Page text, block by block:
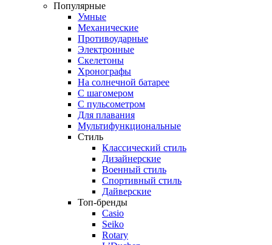
Популярные
Умные
Механические
Противоударные
Электронные
Скелетоны
Хронографы
На солнечной батарее
С шагомером
С пульсометром
Для плавания
Мультифункциональные
Стиль
Классический стиль
Дизайнерские
Военный стиль
Спортивный стиль
Дайверские
Топ-бренды
Casio
Seiko
Rotary